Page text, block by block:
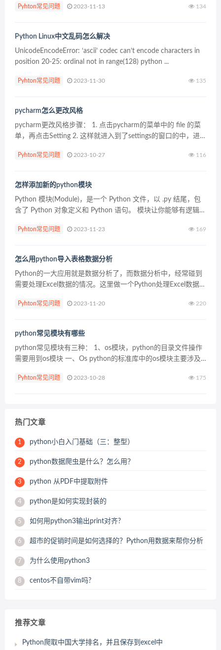
Pyhton常见问题 2023-11-13 134
Python Linux中文乱码怎么解决
UnicodeEncodeError: ‘ascii’ codec can’t encode characters in
position 20-25: ordinal not in range(128) python ...
Pyhton常见问题 2023-11-30 135
pycharm怎么更改风格
pycharm更改风格步骤： 1. 点击pycharm的菜单中的 file 的菜
单，再点击Setting 2. 这样就进入到了settings的窗口的中，进
Pyhton常见问题 2023-10-27 116
怎样添加新的python模块
Python 模块(Module)，是一个 Python 文件，以 .py 结尾，包
含了 Python 对象定义和 Python 语句。 模块让你能够有逻辑地
Pyhton常见问题 2023-11-23 169
怎么用python导入表格数据分析
Python的一大应用就是数据分析了，而数据分析中，经常碰到
需要处理Excel数据的情况。这里做一个Python处理Excel数据的
不再是难事儿！ Py...
Pyhton常见问题 2023-11-20 220
python常见模块有哪些
python常见模块有三种： 1、os模块，python的目录文件操作
需要用到os模块 一、Os python的标准库中的os模块主要涉及
无关。 os.s...
Pyhton常见问题 2023-10-28 175
热门文章
1 python小白入门基础（三：整型）
2 python数据爬虫是什么？怎么用？
3 python 从PDF中提取附件
4 python是如何实现封装的
5 如何用python3输出print对齐?
6 超市的促销时间是如何选择的？Python用数据来帮你分析
7 为什么使用python3
8 centos不自带vim吗?
推荐文章
Python爬取中国大学排名，并且保存到excel中